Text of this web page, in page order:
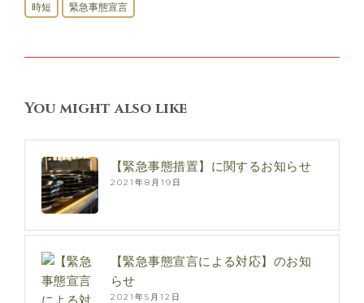
時短 緊急事態宣言
You might also like
【緊急事態措置】に関するお知らせ
2021年8月19日
【緊急事態宣言による対応】のお知
らせ
2021年5月12日